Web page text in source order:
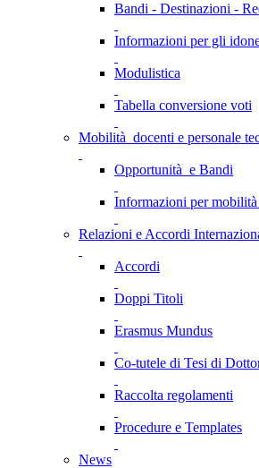
Bandi - Destinazioni -
Informazioni per gli
Modulistica
Tabella conversione voti
Mobilità docenti e personale
Opportunità e Bandi
Informazioni per
Relazioni e Accordi
Accordi
Doppi Titoli
Erasmus Mundus
Co-tutele di Tesi di
Raccolta regolamenti
Procedure e Templates
News